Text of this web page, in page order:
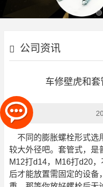
公司资讯
车修壁虎和
不同的膨胀螺栓形式选
较大外径吧。套管式，是
M12打d14，M16打d20
后才能放置需固定的设备